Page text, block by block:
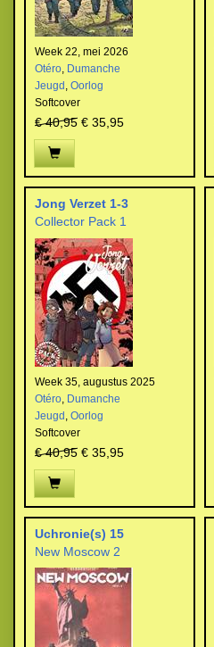
Week 22, mei 2026
Otéro, Dumanche
Jeugd , Oorlog
Softcover
€ 40,95 € 35,95
Jong Verzet 1-3
Collector Pack 1
Week 35, augustus 2025
Otéro, Dumanche
Jeugd , Oorlog
Softcover
€ 40,95 € 35,95
Uchronie(s) 15
New Moscow 2